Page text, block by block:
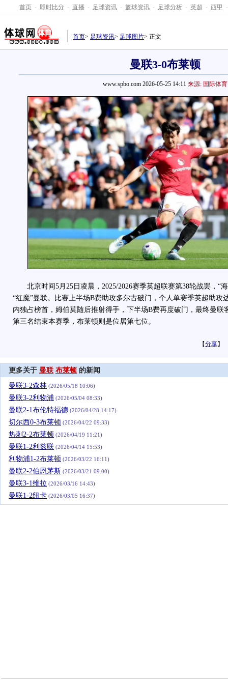
首页 - 即时比分 - 直播 - 足球资讯 - 篮球资讯 - 足球分析 - 英超 - 西甲 -
首页> 足球资讯> 足球图片> 正文
曼联3-0布莱顿
www.spbo.com 2026-05-25 14:11 来源: 国际体育
北京时间5月25日凌晨，2025/2026赛季英超联赛第38轮战罢，“
“红魔”曼联。比赛上半场B费助攻多尔古破门，个人单赛季英超助攻
内独占榜首，姆伯莫随后推射得手，下半场B费再度破门，最终曼联
第三名结束本赛季，布莱顿则是位居第七位。
【分享】
更多关于 曼联 布莱顿 的新闻
曼联3-2森林 (2026/05/18 10:06)
曼联3-2利物浦 (2026/05/04 08:33)
曼联2-1布伦特福德 (2026/04/28 14:17)
切尔西0-3布莱顿 (2026/04/22 09:33)
热刺2-2布莱顿 (2026/04/19 11:21)
曼联1-2利兹联 (2026/04/14 15:53)
利物浦1-2布莱顿 (2026/03/22 16:11)
曼联2-2伯恩茅斯 (2026/03/21 09:00)
曼联3-1维拉 (2026/03/16 14:43)
曼联1-2纽卡 (2026/03/05 16:37)